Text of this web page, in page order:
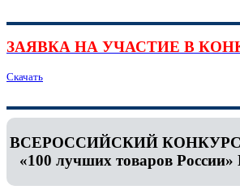
ЗАЯВКА НА УЧАСТИЕ В
Скачать
ВСЕРОССИЙСКИЙ
«100 лучших товаров